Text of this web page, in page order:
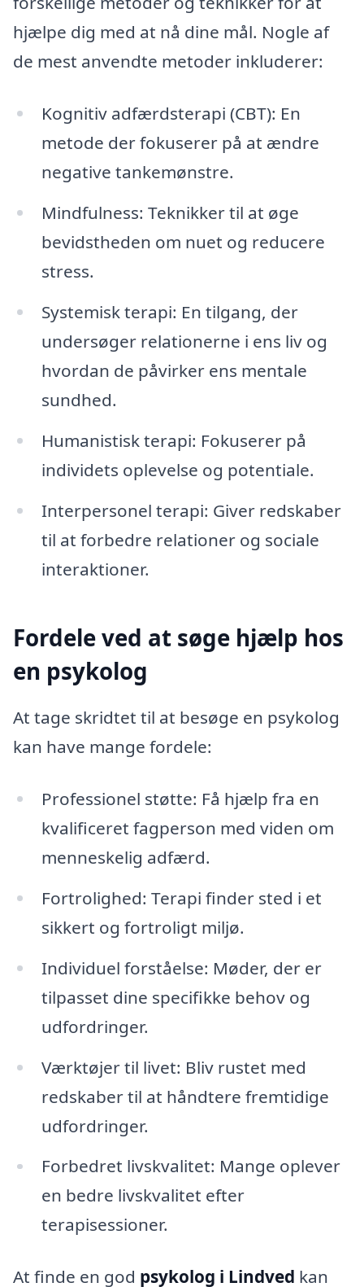
hjælpe dig med at nå dine mål. Nogle af
de mest anvendte metoder inkluderer:
Kognitiv adfærdsterapi (CBT): En
metode der fokuserer på at ændre
negative tankemønstre.
Mindfulness: Teknikker til at øge
bevidstheden om nuet og reducere
stress.
Systemisk terapi: En tilgang, der
undersøger relationerne i ens liv og
hvordan de påvirker ens mentale
sundhed.
Humanistisk terapi: Fokuserer på
individets oplevelse og potentiale.
Interpersonel terapi: Giver redskaber
til at forbedre relationer og sociale
interaktioner.
Fordele ved at søge hjælp hos
en psykolog
At tage skridtet til at besøge en psykolog
kan have mange fordele:
Professionel støtte: Få hjælp fra en
kvalificeret fagperson med viden om
menneskelig adfærd.
Fortrolighed: Terapi finder sted i et
sikkert og fortroligt miljø.
Individuel forståelse: Møder, der er
tilpasset dine specifikke behov og
udfordringer.
Værktøjer til livet: Bliv rustet med
redskaber til at håndtere fremtidige
udfordringer.
Forbedret livskvalitet: Mange oplever
en bedre livskvalitet efter
terapisessioner.
At finde en god psykolog i Lindved kan